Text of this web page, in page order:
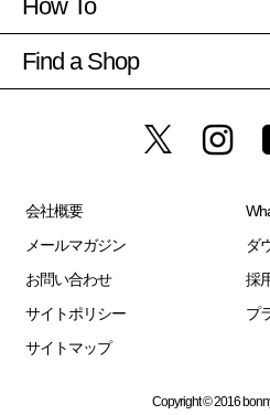
How To
Find a Shop
会社概要
メールマガジン
ダ
お問い合わせ
採
サイトポリシー
プ
サイトマップ
Copyright © 2016